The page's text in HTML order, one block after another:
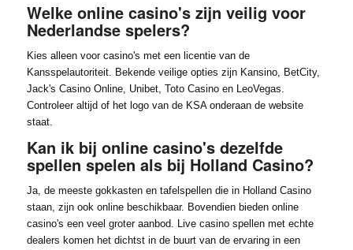
Welke online casino's zijn veilig voor
Nederlandse spelers?
Kies alleen voor casino's met een licentie van de
Kansspelautoriteit. Bekende veilige opties zijn Kansino, BetCity,
Jack's Casino Online, Unibet, Toto Casino en LeoVegas.
Controleer altijd of het logo van de KSA onderaan de website
staat.
Kan ik bij online casino's dezelfde
spellen spelen als bij Holland Casino?
Ja, de meeste gokkasten en tafelspellen die in Holland Casino
staan, zijn ook online beschikbaar. Bovendien bieden online
casino's een veel groter aanbod. Live casino spellen met echte
dealers komen het dichtst in de buurt van de ervaring in een